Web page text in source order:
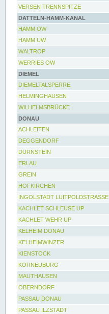
VERSEN TRENNSPITZE
DATTELN-HAMM-KANAL
HAMM OW
HAMM UW
WALTROP
WERRIES OW
DIEMEL
DIEMELTALSPERRE
HELMINGHAUSEN
WILHELMSBRÜCKE
DONAU
ACHLEITEN
DEGGENDORF
DÜRNSTEIN
ERLAU
GREIN
HOFKIRCHEN
INGOLSTADT LUITPOLDSTRASSE
KACHLET SCHLEUSE UP
KACHLET WEHR UP
KELHEIM DONAU
KELHEIMWINZER
KIENSTOCK
KORNEUBURG
MAUTHAUSEN
OBERNDORF
PASSAU DONAU
PASSAU ILZSTADT